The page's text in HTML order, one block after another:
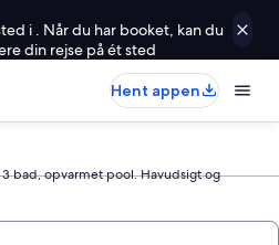
i . Når du har booket, kan du
din rejse på ét sted
Hent appen
bad, opvarmet pool. Havudsigt og